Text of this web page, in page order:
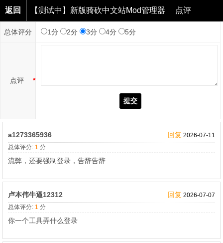
返回 【测试中】新版骑砍中文站Mod管理器 点评
总体评分 1分 2分 3分 4分 5分
*
点评
提交
a1273365936 回复 2026-07-11
总体评分: 1 分
流弊，还要强制登录，告辞告辞
卢本伟牛逼12312 回复 2026-07-07
总体评分: 1 分
你一个工具弄什么登录